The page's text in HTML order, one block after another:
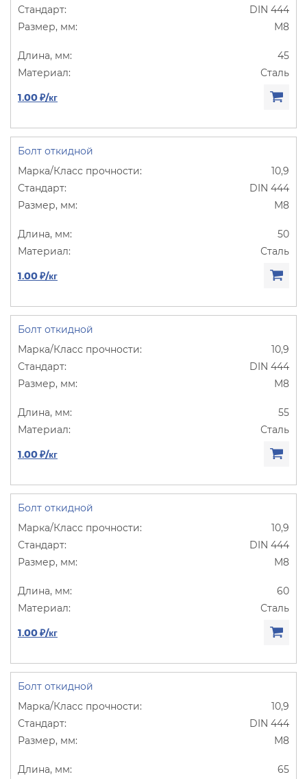
DIN 444
М8
45
Сталь
1.00 ₽/кг
Болт откидной
10,9
DIN 444
М8
50
Сталь
1.00 ₽/кг
Болт откидной
10,9
DIN 444
М8
55
Сталь
1.00 ₽/кг
Болт откидной
10,9
DIN 444
М8
60
Сталь
1.00 ₽/кг
Болт откидной
10,9
DIN 444
М8
65